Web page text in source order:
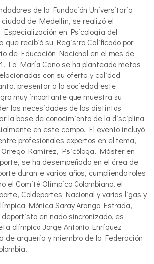
de la Fundación Universitaria
ciudad de Medellín, se realizó el
en Psicología del
que recibió su Registro Calificado por
de Educación Nacional en el mes de
La María Cano se ha planteado metas
con su oferta y calidad
presentar a la sociedad este
muy importante que muestra su
las necesidades de los distintos
la base de conocimiento de la disciplina
en este campo. El evento incluyó
profesionales expertos en el tema,
Ramírez, Psicóloga, Máster en
se ha desempeñado en el área de
durante varios años, cumpliendo roles
el Comité Olímpico Colombiano, el
Coldeportes Nacional y varias ligas y
Mónica Saray Arango Estrada,
en nado sincronizado, es
olímpico Jorge Antonio Enríquez
de arquería y miembro de la Federación